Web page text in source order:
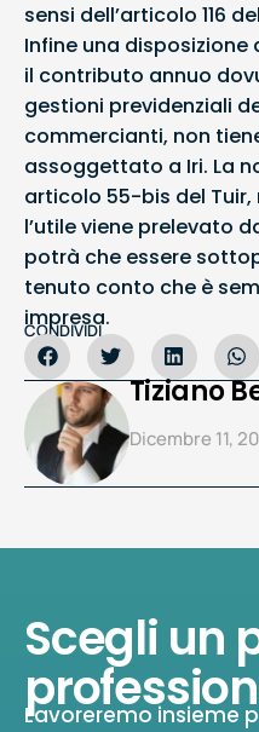
sensi dell’articolo 116
Infine una
il contributo annuo
gestioni previdenziali
commercianti, non
assoggettato a Iri. La
articolo 55-bis del
l’utile viene prelevato
potrà che essere
tenuto conto che è
impresa.
CONDIVIDI
Tiziano
Dicembre 11,
Scegli un
Lavoreremo insieme